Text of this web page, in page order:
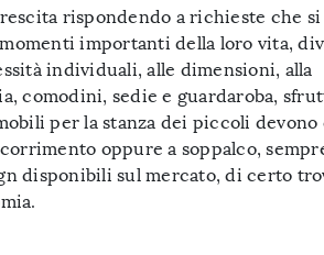
rispondendo a richieste che si
importanti della loro vita,
individuali, alle dimensioni, alla
comodini, sedie e guardaroba,
per la stanza dei piccoli
oppure a soppalco,
disponibili sul mercato, di certo